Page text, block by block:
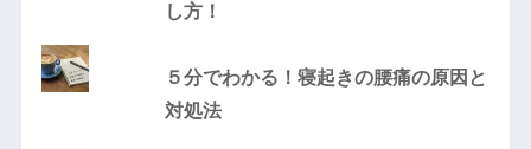
し方！
５分でわかる！寝起きの腰痛の原因と
対処法